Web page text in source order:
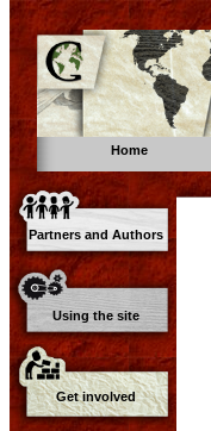
Home
Partners and Authors
Using the site
Get involved